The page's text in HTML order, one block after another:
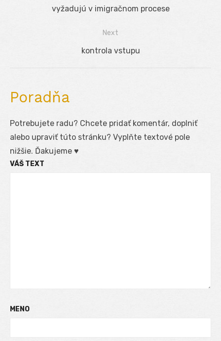
vyžadujú v imigračnom procese
Next
Next
kontrola vstupu
Poradňa
Potrebujete radu? Chcete pridať komentár, doplniť
alebo upraviť túto stránku? Vyplňte textové pole
nižšie. Ďakujeme ♥
VÁŠ TEXT
MENO